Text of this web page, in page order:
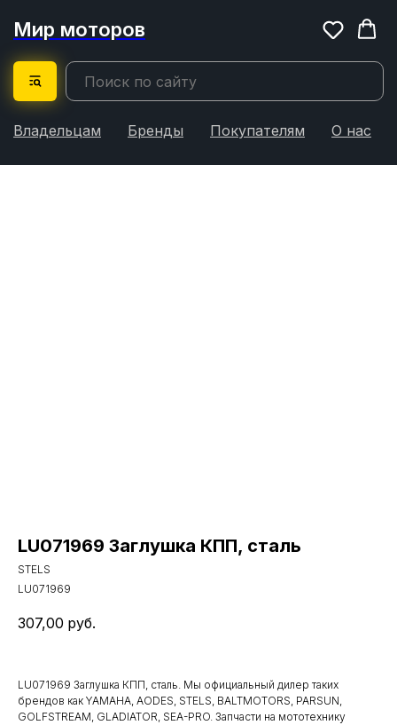
Мир моторов
Владельцам Бренды Покупателям О нас
LU071969 Заглушка КПП, сталь
STELS
LU071969
307,00 руб.
LU071969 Заглушка КПП, сталь. Мы официальный дилер таких
брендов как YAMAHA, AODES, STELS, BALTMOTORS, PARSUN,
GOLFSTREAM, GLADIATOR, SEA-PRO. Запчасти на мототехнику